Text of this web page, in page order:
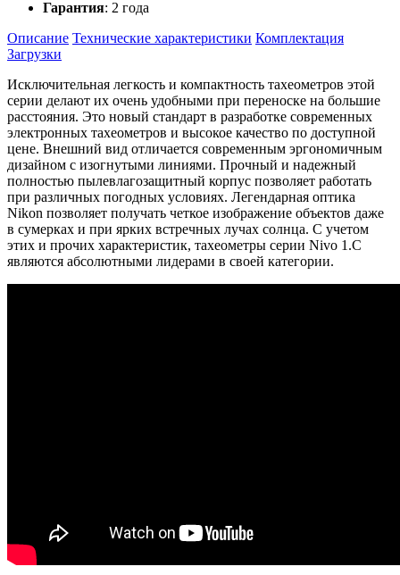
Гарантия: 2 года
Описание Технические характеристики Комплектация
Загрузки
Исключительная легкость и компактность тахеометров этой
серии делают их очень удобными при переноске на большие
расстояния. Это новый стандарт в разработке современных
электронных тахеометров и высокое качество по доступной
цене. Внешний вид отличается современным эргономичным
дизайном с изогнутыми линиями. Прочный и надежный
полностью пылевлагозащитный корпус позволяет работать
при различных погодных условиях. Легендарная оптика
Nikon позволяет получать четкое изображение объектов даже
в сумерках и при ярких встречных лучах солнца. С учетом
этих и прочих характеристик, тахеометры серии Nivo 1.C
являются абсолютными лидерами в своей категории.